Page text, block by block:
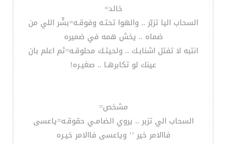
خالد=
السحاب اليا تزبّر .. والهوا تحتـه وفوقـه=بشّر اللي من
ضماه .. يخش همه في ضميره
انتبه لا تفتل اشنابـك .. ولحيتـك محلوقـه=ثم اعلم بان
عينك لو تكابرهـا .. صغيـره!
مشخص=
السحاب الي تزبر .. يروي الضامـي حقوقـه=ياعسى
فاالامر خير ’’ وياعسى فاالامر خيـره